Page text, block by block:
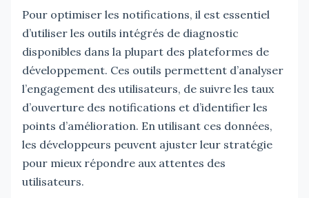
Pour optimiser les notifications, il est essentiel
d’utiliser les outils intégrés de diagnostic
disponibles dans la plupart des plateformes de
développement. Ces outils permettent d’analyser
l’engagement des utilisateurs, de suivre les taux
d’ouverture des notifications et d’identifier les
points d’amélioration. En utilisant ces données,
les développeurs peuvent ajuster leur stratégie
pour mieux répondre aux attentes des
utilisateurs.